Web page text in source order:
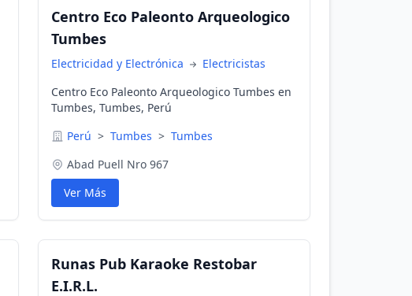
Centro Eco Paleonto Arqueologico
Tumbes
Electricidad y Electrónica
Electricistas
Centro Eco Paleonto Arqueologico Tumbes en
Tumbes, Tumbes, Perú
Perú > Tumbes > Tumbes
Abad Puell Nro 967
Ver Más
Runas Pub Karaoke Restobar
E.I.R.L.